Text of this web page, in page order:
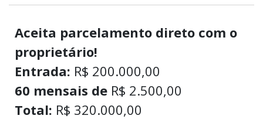
Aceita parcelamento direto com o
proprietário!
Entrada: R$ 200.000,00
60 mensais de R$ 2.500,00
Total: R$ 320.000,00